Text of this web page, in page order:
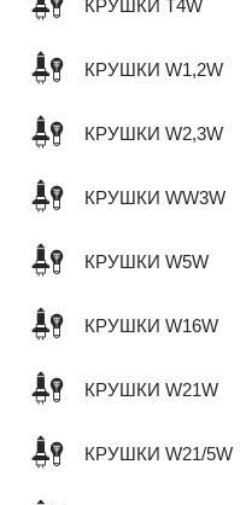
КРУШКИ T4W
КРУШКИ W1,2W
КРУШКИ W2,3W
КРУШКИ WW3W
КРУШКИ W5W
КРУШКИ W16W
КРУШКИ W21W
КРУШКИ W21/5W